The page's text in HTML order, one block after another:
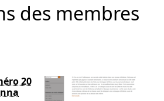
des membres
20